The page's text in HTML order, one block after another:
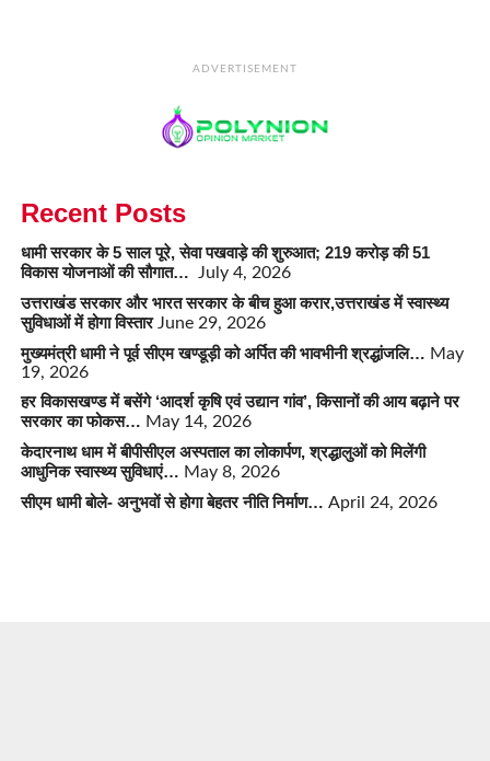
ADVERTISEMENT
Recent Posts
धामी सरकार के 5 साल पूरे, सेवा पखवाड़े की शुरुआत; 219 करोड़ की 51
विकास योजनाओं की सौगात…
July 4, 2026
उत्तराखंड सरकार और भारत सरकार के बीच हुआ करार,उत्तराखंड में स्वास्थ्य
सुविधाओं में होगा विस्तार June 29, 2026
मुख्यमंत्री धामी ने पूर्व सीएम खण्डूड़ी को अर्पित की भावभीनी श्रद्धांजलि… May
19, 2026
हर विकासखण्ड में बसेंगे ‘आदर्श कृषि एवं उद्यान गांव’, किसानों की आय बढ़ाने पर
सरकार का फोकस… May 14, 2026
केदारनाथ धाम में बीपीसीएल अस्पताल का लोकार्पण, श्रद्धालुओं को मिलेंगी
आधुनिक स्वास्थ्य सुविधाएं… May 8, 2026
सीएम धामी बोले- अनुभवों से होगा बेहतर नीति निर्माण… April 24, 2026